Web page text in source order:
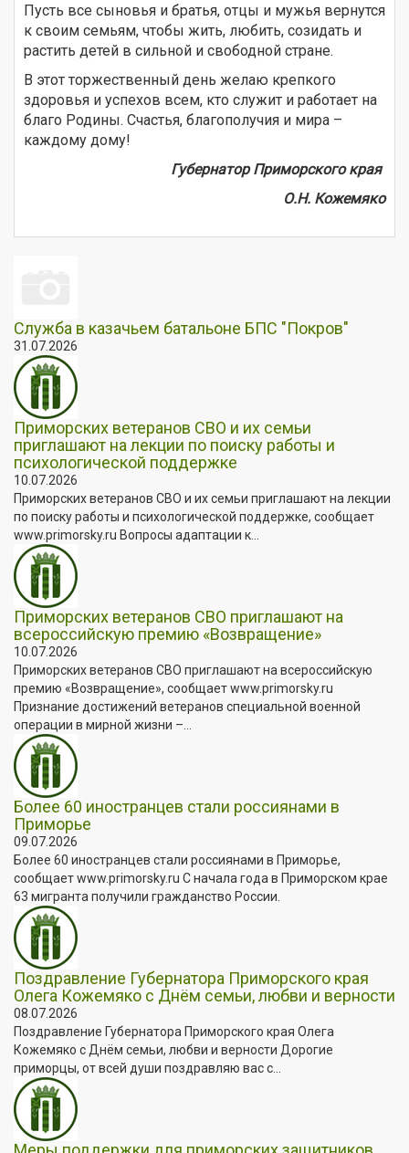
Пусть все сыновья и братья, отцы и мужья вернутся
к своим семьям, чтобы жить, любить, созидать и
растить детей в сильной и свободной стране.
В этот торжественный день желаю крепкого
здоровья и успехов всем, кто служит и работает на
благо Родины. Счастья, благополучия и мира –
каждому дому!
Губернатор Приморского края
О.Н. Кожемяко
Служба в казачьем батальоне БПС "Покров"
31.07.2026
Приморских ветеранов СВО и их семьи
приглашают на лекции по поиску работы и
психологической поддержке
10.07.2026
Приморских ветеранов СВО и их семьи приглашают на лекции
по поиску работы и психологической поддержке, сообщает
www.primorsky.ru Вопросы адаптации к...
Приморских ветеранов СВО приглашают на
всероссийскую премию «Возвращение»
10.07.2026
Приморских ветеранов СВО приглашают на всероссийскую
премию «Возвращение», сообщает www.primorsky.ru
Признание достижений ветеранов специальной военной
операции в мирной жизни –...
Более 60 иностранцев стали россиянами в
Приморье
09.07.2026
Более 60 иностранцев стали россиянами в Приморье,
сообщает www.primorsky.ru С начала года в Приморском крае
63 мигранта получили гражданство России.
Поздравление Губернатора Приморского края
Олега Кожемяко с Днём семьи, любви и верности
08.07.2026
Поздравление Губернатора Приморского края Олега
Кожемяко с Днём семьи, любви и верности Дорогие
приморцы, от всей души поздравляю вас с...